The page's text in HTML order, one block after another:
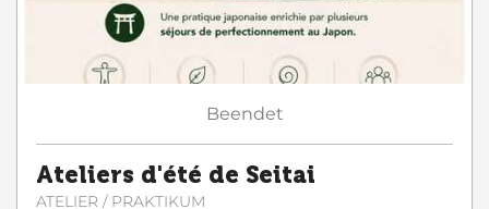
Beendet
Ateliers d'été de Seitai
ATELIER / PRAKTIKUM